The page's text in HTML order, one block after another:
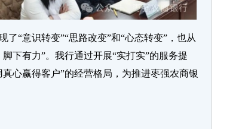
了“意识转变”“思路改变”和“心态转变”，也从
下有力”。我行通过开展“实打实”的服务提
心赢得客户”的经营格局，为推进枣强农商银